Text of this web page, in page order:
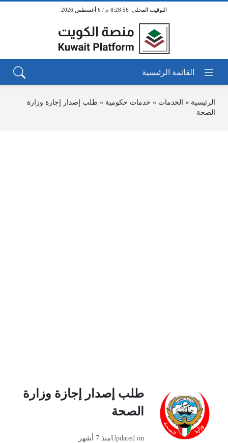
8:28:56 م / 6 أغسطس 2026
الرئيسية » الخدمات » خدمات حكومية » طلب إصدار إجازة وزارة
الصحة
طلب إصدار إجازة وزارة
الصحة
Updated onمنذ 7 أشهر